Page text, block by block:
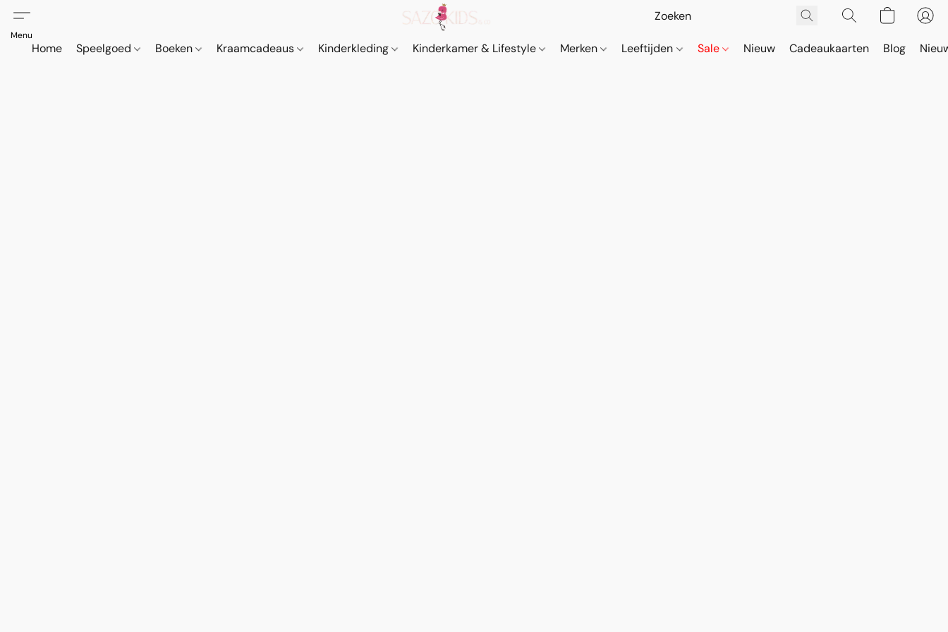
Home Speelgoed Boeken Kraamcadeaus Kinderkleding Kinderkamer & Lifestyle Merken Leeftijden Sale Nieuw Cadeaukaarten Blog